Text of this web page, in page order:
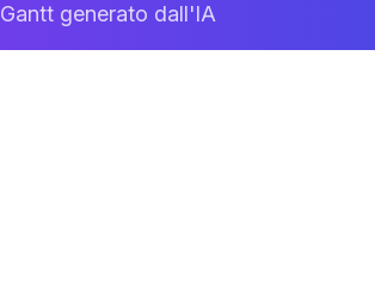
Gantt generato dall'IA